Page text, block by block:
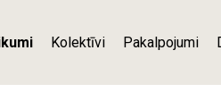
Kolektīvi Pakalpojumi